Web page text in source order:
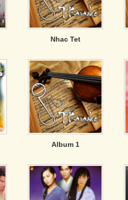
Nhac Tet
Album 1